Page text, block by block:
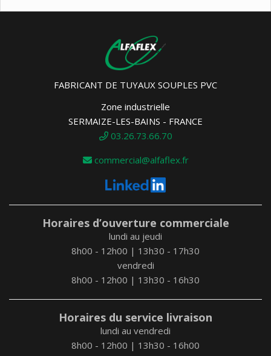
FABRICANT DE TUYAUX SOUPLES PVC
Zone industrielle
SERMAIZE-LES-BAINS - FRANCE
03.26.73.66.70
commercial@alfaflex.fr
Horaires d’ouverture commerciale
lundi au jeudi
8h00 - 12h00 | 13h30 - 17h30
vendredi
8h00 - 12h00 | 13h30 - 16h30
Horaires du service livraison
lundi au vendredi
8h00 - 12h00 | 13h30 - 16h00